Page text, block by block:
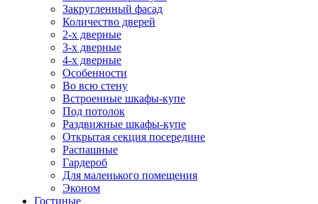
Закругленный фасад
Количество дверей
2-х дверные
3-х дверные
4-х дверные
Особенности
Во всю стену
Встроенные шкафы-купе
Под потолок
Раздвижные шкафы-купе
Открытая секция посередине
Распашные
Гардероб
Для маленького помещения
Эконом
Гостиные